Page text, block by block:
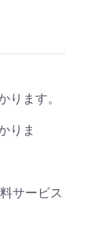
ります。
りま
サービス